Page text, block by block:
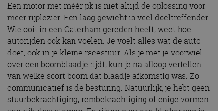
Een motor met méér pk is niet altijd de oplossing voor
meer rijplezier. Een laag gewicht is veel doeltreffender.
Wie ooit in een Caterham gereden heeft, weet hoe
autorijden ook kan voelen. Je voelt alles wat de auto
doet, ook in je kleine racestuur. Als je met je voorwiel
over een boomblaadje rijdt, kun je na afloop vertellen
van welke soort boom dat blaadje afkomstig was. Zo
communicatief is de besturing. Natuurlijk, je hebt geen
stuurbekrachtiging, rembekrachtiging of enige vormen